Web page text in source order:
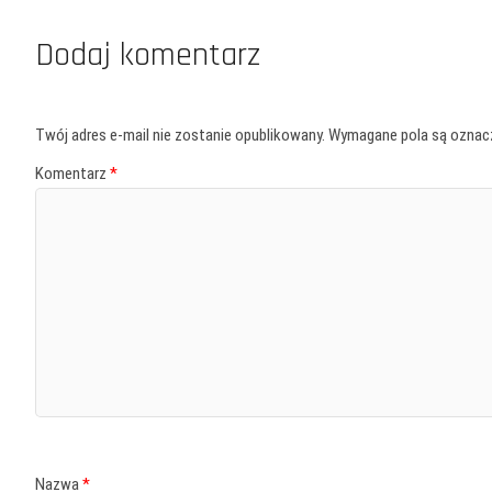
Dodaj komentarz
Twój adres e-mail nie zostanie opublikowany. Wymagane pola są
Komentarz *
Nazwa *